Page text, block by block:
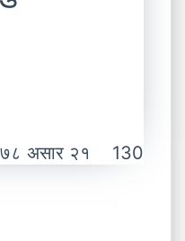
असार २१ 130